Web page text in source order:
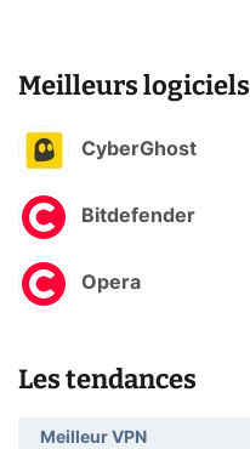
Meilleurs logiciels
CyberGhost
Bitdefender
Opera
Les tendances
Meilleur VPN